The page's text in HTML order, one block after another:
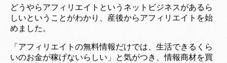
どうやらアフィリエイトというネットビジネスがあるら
しいということがわかり、産後からアフィリエイトを始
めました。
「アフィリエイトの無料情報だけでは、生活できるくら
いのお金が稼げないらしい」と気がつき、情報商材を買